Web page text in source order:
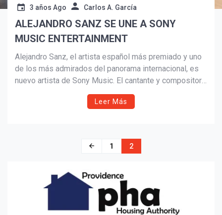
3 años Ago Carlos A. García
ALEJANDRO SANZ SE UNE A SONY
MUSIC ENTERTAINMENT
Alejandro Sanz, el artista español más premiado y uno
de los más admirados del panorama internacional, es
nuevo artista de Sony Music. El cantante y compositor
ha hecho un alto en el camino de su gira ‘SANZ en Vivo’
para cerrar este histórico acuerdo con su nueva casa
Leer Más
1 2